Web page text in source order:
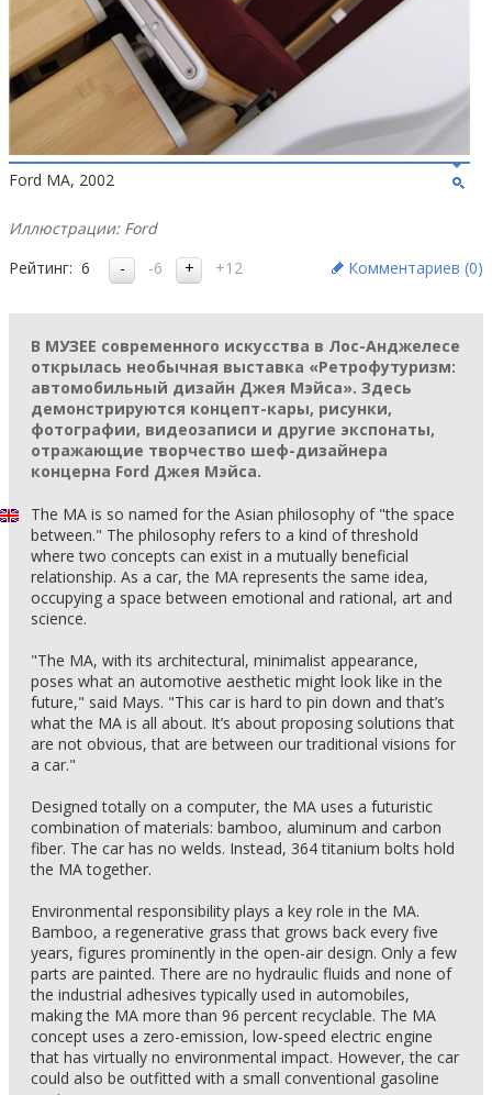
Ford MA, 2002
Иллюстрации: Ford
Рейтинг: 6 -6 +12 Комментариев (0)
В МУЗЕЕ современного искусства в Лос-Анджелесе
открылась необычная выставка «Ретрофутуризм:
автомобильный дизайн Джея Мэйса». Здесь
демонстрируются концепт-кары, рисунки,
фотографии, видеозаписи и другие экспонаты,
отражающие творчество шеф-дизайнера
концерна Ford Джея Мэйса.
The MA is so named for the Asian philosophy of "the space
between." The philosophy refers to a kind of threshold
where two concepts can exist in a mutually beneficial
relationship. As a car, the MA represents the same idea,
occupying a space between emotional and rational, art and
science.
"The MA, with its architectural, minimalist appearance,
poses what an automotive aesthetic might look like in the
future," said Mays. "This car is hard to pin down and that’s
what the MA is all about. It’s about proposing solutions that
are not obvious, that are between our traditional visions for
a car."
Designed totally on a computer, the MA uses a futuristic
combination of materials: bamboo, aluminum and carbon
fiber. The car has no welds. Instead, 364 titanium bolts hold
the MA together.
Environmental responsibility plays a key role in the MA.
Bamboo, a regenerative grass that grows back every five
years, figures prominently in the open-air design. Only a few
parts are painted. There are no hydraulic fluids and none of
the industrial adhesives typically used in automobiles,
making the MA more than 96 percent recyclable. The MA
concept uses a zero-emission, low-speed electric engine
that has virtually no environmental impact. However, the car
could also be outfitted with a small conventional gasoline